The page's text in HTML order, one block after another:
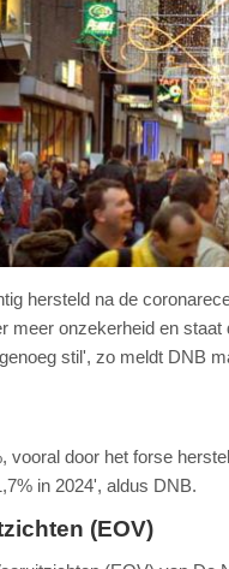
hersteld na de
onzekerheid en
stil', zo meldt DNB
door het forse
in 2024', aldus DNB.
(EOV)